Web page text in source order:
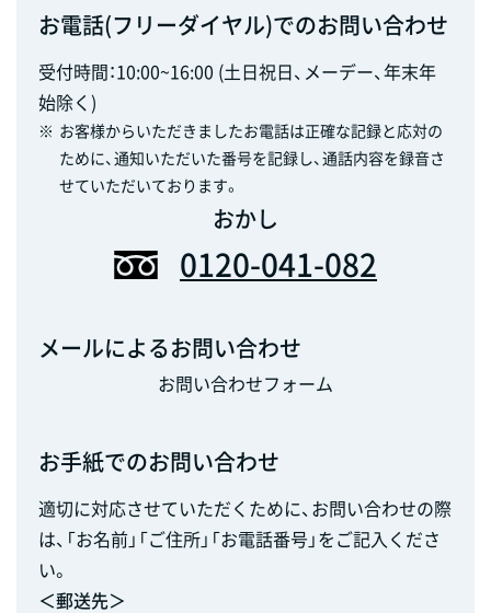
お電話(フリーダイヤル)でのお問い合わせ
受付時間：10:00~16:00 (土日祝日、メーデー、年末年
始除く)
※ お客様からいただきましたお電話は正確な記録と応対の
ために、通知いただいた番号を記録し、通話内容を録音さ
せていただいております。
おかし
0120-041-082
メールによるお問い合わせ
お問い合わせフォーム
お手紙でのお問い合わせ
適切に対応させていただくために、お問い合わせの際
は、「お名前」「ご住所」「お電話番号」をご記入くださ
い。
＜郵送先＞